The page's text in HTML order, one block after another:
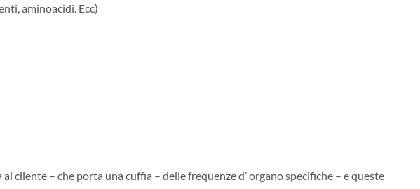
aminoacidi. Ecc)
cliente – che porta una cuffia – delle frequenze d’ organo specifiche – e queste